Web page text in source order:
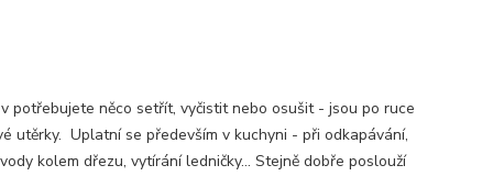
potřebujete něco setřít, vyčistit nebo osušit - jsou po ruce
utěrky. Uplatní se především v kuchyni - při odkapávání,
kolem dřezu, vytírání ledničky... Stejně dobře poslouží